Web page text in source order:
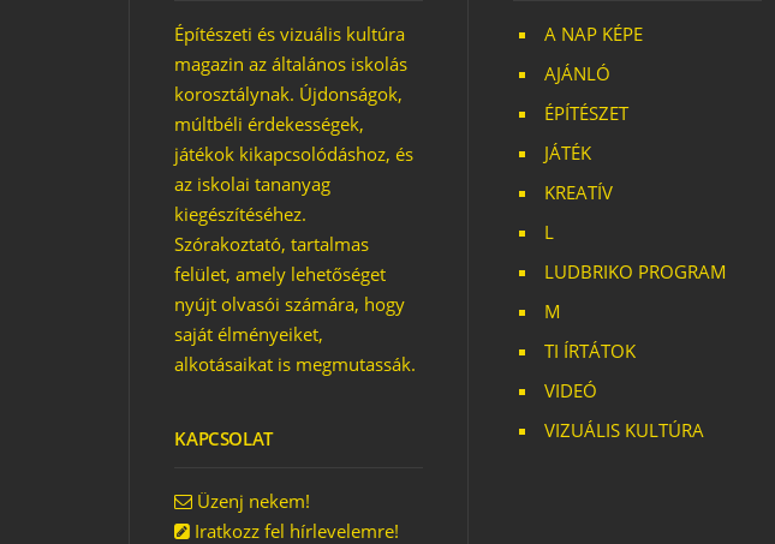
FŐSZEREPBEN A
BÚGÓCSIGA
JÁTSZÓTÉR
ÁTVÁLTOZÁSOK
LETÖLTHETŐ
Építészeti és vizuális kultúra
magazin az általános iskolás
korosztálynak. Újdonságok,
múltbéli érdekességek,
játékok kikapcsolódáshoz, és
az iskolai tananyag
kiegészítéséhez.
Szórakoztató, tartalmas
felület, amely lehetőséget
nyújt olvasói számára, hogy
saját élményeiket,
alkotásaikat is megmutassák.
KAPCSOLAT
Üzenj nekem!
Iratkozz fel hírlevelemre!
A NAP KÉPE
AJÁNLÓ
ÉPÍTÉSZET
JÁTÉK
KREATÍV
L
LUDBRIKO PROGRAM
M
TI ÍRTÁTOK
VIDEÓ
VIZUÁLIS KULTÚRA